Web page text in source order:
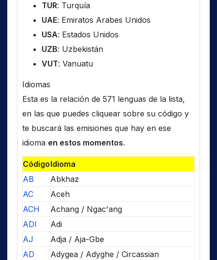
TUR: Turquía
UAE: Emiratos Arabes Unidos
USA: Estados Unidos
UZB: Uzbekistán
VUT: Vanuatu
Idiomas
Esta es la relación de 571 lenguas de la lista,
en las que puedes cliquear sobre su código y
te buscará las emisiones que hay en ese
idioma en estos momentos.
CódigoIdioma
AB
Abkhaz
AC
Aceh
ACH
Achang / Ngac'ang
ADI
Adi
AJ
Adja / Aja-Gbe
AD
Adygea / Adyghe / Circassian